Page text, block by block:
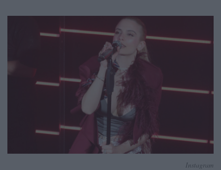
Instagram